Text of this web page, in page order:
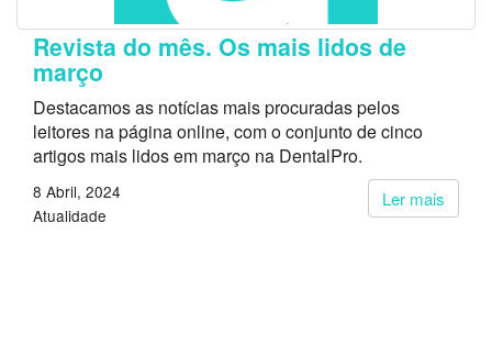
Revista do mês. Os mais lidos de
março
Destacamos as notícias mais procuradas pelos
leitores na página online, com o conjunto de cinco
artigos mais lidos em março na DentalPro.
Ler mais
8 Abril, 2024
Atualidade